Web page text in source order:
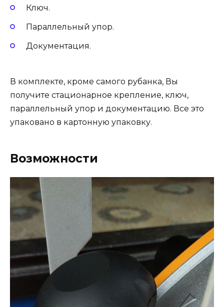
Ключ.
Параллельный упор.
Документация.
В комплекте, кроме самого рубанка, Вы
получите стационарное крепление, ключ,
параллельный упор и документацию. Все это
упаковано в картонную упаковку.
Возможности